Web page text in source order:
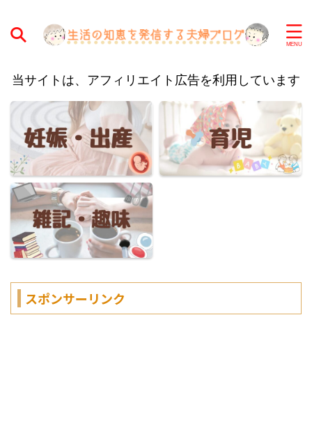
当サイトは、アフィリエイト広告を利用しています
スポンサーリンク